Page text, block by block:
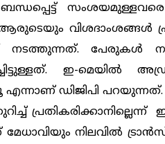
സംശയമുള്ളവരെ
വിശദാംശങ്ങള്‍
നടത്തുന്നത്. പേരുകള്‍
ഇ-മെയില്‍
എന്നാണ് ഡിജിപി പറയുന്നത്.
നിലവില്‍